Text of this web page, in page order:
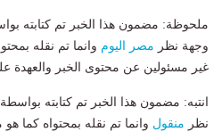
ملحوظة: مضمون هذا الخبر تم كتابته
وجهة نظر مصر اليوم وانما تم نقله
غير مسئولين عن محتوى الخبر والعهدة
انتبه: مضمون هذا الخبر تم كتابته بواسطة
نظر منقول وانما تم نقله بمحتواه كما